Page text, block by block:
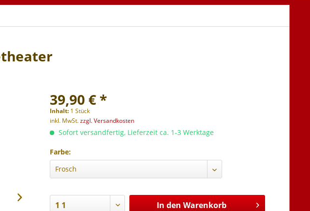
39,90 € *
Inhalt: 1 Stück
inkl. MwSt.zzgl. Versandkosten
Sofort versandfertig, Lieferzeit ca. 1-3 Werktage
Farbe:
In den Warenkorb